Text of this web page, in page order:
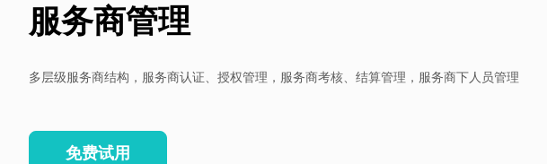
服务商管理
多层级服务商结构，服务商认证、授权管理，服务商考核、结算管理，服务商下人员管理
免费试用